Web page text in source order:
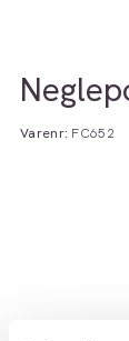
Varenr: FC652